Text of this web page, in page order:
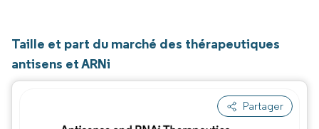
Taille et part du marché des thérapeutiques
antisens et ARNi
Partager